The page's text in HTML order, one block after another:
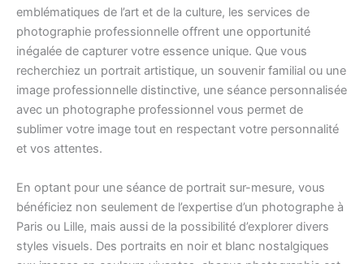
emblématiques de l’art et de la culture, les services de
photographie professionnelle offrent une opportunité
inégalée de capturer votre essence unique. Que vous
recherchiez un portrait artistique, un souvenir familial ou une
image professionnelle distinctive, une séance personnalisée
avec un photographe professionnel vous permet de
sublimer votre image tout en respectant votre personnalité
et vos attentes.
En optant pour une séance de portrait sur-mesure, vous
bénéficiez non seulement de l’expertise d’un photographe à
Paris ou Lille, mais aussi de la possibilité d’explorer divers
styles visuels. Des portraits en noir et blanc nostalgiques